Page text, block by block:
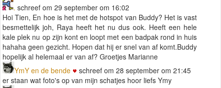
. schreef om 29 september om 16:02
Hoi Tien, En hoe is het met de hotspot van Buddy? Het is vast
besmettelijk joh, Raya heeft het nu dus ook. Heeft een hele
kale plek nu op zijn kont en loopt met een badpak rond in huis
hahaha geen gezicht. Hopen dat hij er snel van af komt.Buddy
hopelijk al helemaal er van af? Groetjes Marianne
YmY en de bende
schreef om 28 september om 21:45
er staan wat foto's op van mijn schatjes hoor liefs Ymy